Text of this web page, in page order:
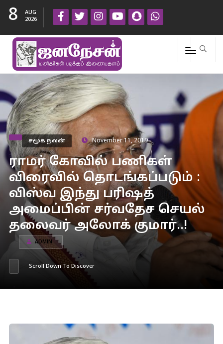
8
AUG
2026
சமூக நலன் November 11, 2019
ராமர் கோவில் பணிகள்
விரைவில் தொடங்கப்படும் :
விஸ்வ இந்து பரிஷத்
அமைப்பின் சர்வதேச செயல்
தலைவர் அலோக் குமார்..!
ADMIN
Scroll Down To Discover